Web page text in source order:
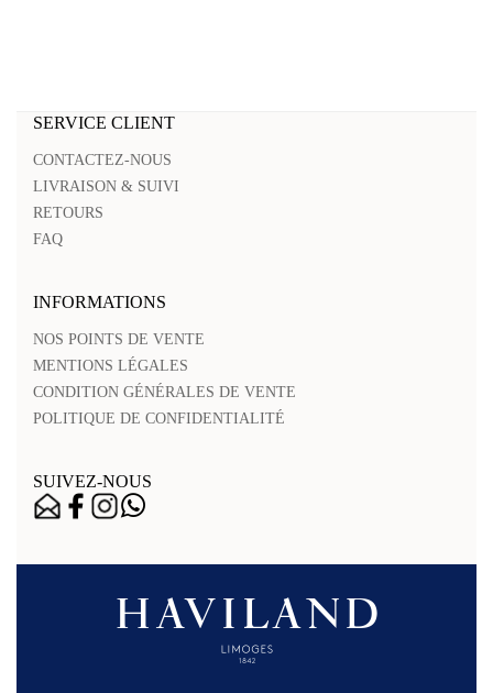
SERVICE CLIENT
CONTACTEZ-NOUS
LIVRAISON & SUIVI
RETOURS
FAQ
INFORMATIONS
NOS POINTS DE VENTE
MENTIONS LÉGALES
CONDITION GÉNÉRALES DE VENTE
POLITIQUE DE CONFIDENTIALITÉ
SUIVEZ-NOUS